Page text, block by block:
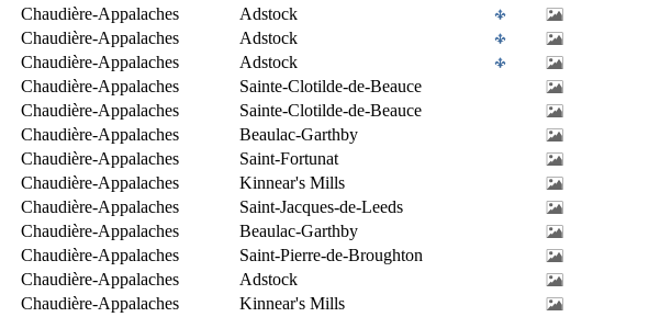
Chaudière-Appalaches
Adstock
Chaudière-Appalaches
Adstock
Chaudière-Appalaches
Adstock
Chaudière-Appalaches
Sainte-Clotilde-de-Beauce
Chaudière-Appalaches
Sainte-Clotilde-de-Beauce
Chaudière-Appalaches
Beaulac-Garthby
Chaudière-Appalaches
Saint-Fortunat
Chaudière-Appalaches
Kinnear's Mills
Chaudière-Appalaches
Saint-Jacques-de-Leeds
Chaudière-Appalaches
Beaulac-Garthby
Chaudière-Appalaches
Saint-Pierre-de-Broughton
Chaudière-Appalaches
Adstock
Chaudière-Appalaches
Kinnear's Mills